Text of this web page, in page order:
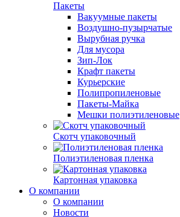
Пакеты
Вакуумные пакеты
Воздушно-пузырчатые
Вырубная ручка
Для мусора
Зип-Лок
Крафт пакеты
Курьерские
Полипропиленовые
Пакеты-Майка
Мешки полиэтиленовые
Скотч упаковочный
Полиэтиленовая пленка
Картонная упаковка
О компании
О компании
Новости